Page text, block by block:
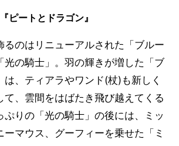
ピートとドラゴン』
るのはリニューアルされた「ブルー
光の騎士」。羽の輝きが増した「ブ
は、ティアラやワンド(杖)も新しく
て、雲間をはばたき飛び越えてくる
ぷりの「光の騎士」の後には、ミッ
ーマウス、グーフィーを乗せた「ミ